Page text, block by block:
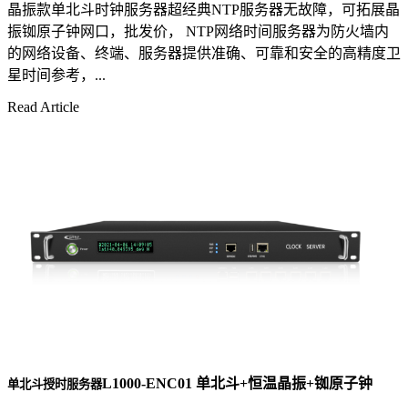
晶振款单北斗时钟服务器超经典NTP服务器无故障，可拓展晶
振铷原子钟网口，批发价， NTP网络时间服务器为防火墙内
的网络设备、终端、服务器提供准确、可靠和安全的高精度卫
星时间参考，...
Read Article
单北斗授时服务器L1000-ENC01 单北斗+恒温晶振+铷原子钟